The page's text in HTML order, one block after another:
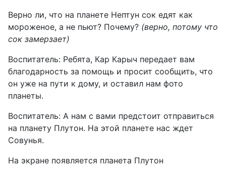
Верно ли, что на планете Нептун сок едят как
мороженое, а не пьют? Почему? (верно, потому что
сок замерзает)
Воспитатель: Ребята, Кар Карыч передает вам
благодарность за помощь и просит сообщить, что
он уже на пути к дому, и оставил нам фото
планеты.
Воспитатель: А нам с вами предстоит отправиться
на планету Плутон. На этой планете нас ждет
Совунья.
На экране появляется планета Плутон